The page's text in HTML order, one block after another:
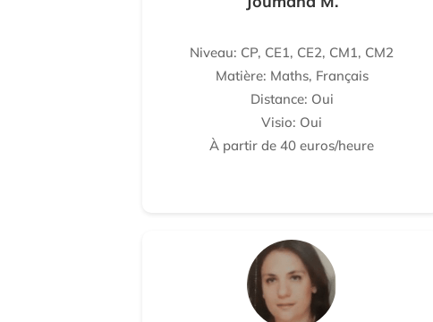
Niveau: CP, CE1, CE2, CM1, CM2
Matière: Maths, Français
Distance: Oui
Visio: Oui
À partir de 40 euros/heure